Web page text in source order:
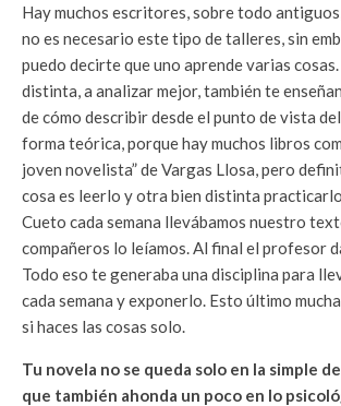
Hay muchos escritores, sobre todo
no es necesario este tipo de talleres, sin
puedo decirte que uno aprende varias
distinta, a analizar mejor, también te
de cómo describir desde el punto de vista
forma teórica, porque hay muchos libros
joven novelista” de Vargas Llosa, pero
cosa es leerlo y otra bien distinta
Cueto cada semana llevábamos nuestro
compañeros lo leíamos. Al final el profesor
Todo eso te generaba una disciplina para
cada semana y exponerlo. Esto último
si haces las cosas solo.
Tu novela no se queda solo en la simple
que también ahonda un poco en lo